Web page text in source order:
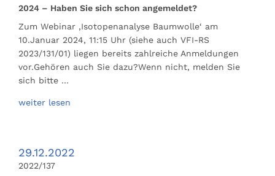
2024 – Haben Sie sich schon angemeldet?
Zum Webinar ‚Isotopenanalyse Baumwolle‘ am
10.Januar 2024, 11:15 Uhr (siehe auch VFI-RS
2023/131/01) liegen bereits zahlreiche Anmeldungen
vor.Gehören auch Sie dazu?Wenn nicht, melden Sie
sich bitte …
weiter lesen
29.12.2022
2022/137